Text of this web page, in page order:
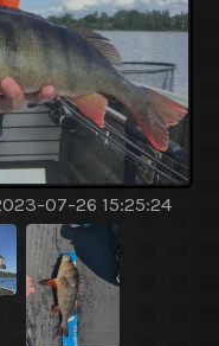
07-26 15:25:24